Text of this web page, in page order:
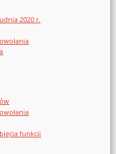
2020 r.
funkcji